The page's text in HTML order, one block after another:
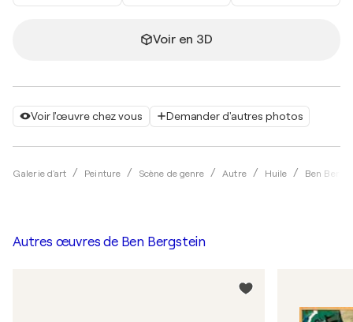
Voir l'œuvre chez vous Demander d'autres photos
Galerie d'art Peinture Scène de genre Autre Huile Ben
Voir en 3D
Autres œuvres de Ben Bergstein